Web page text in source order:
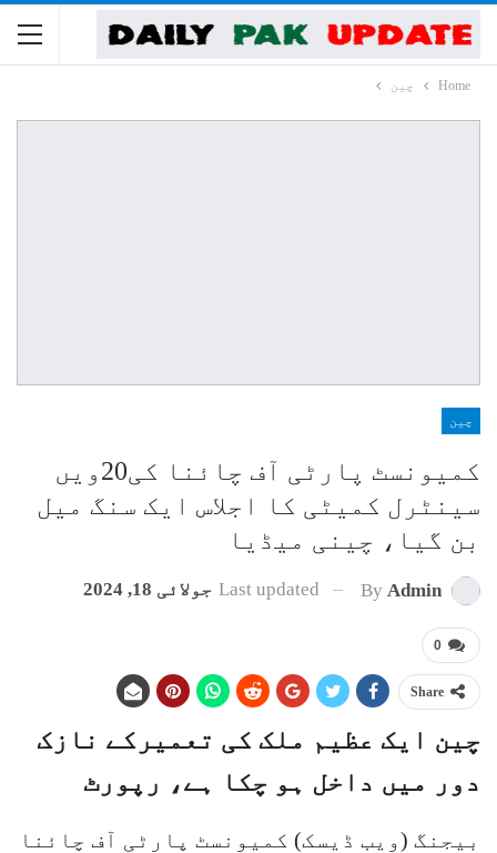
Home چین
چین
کمیونسٹ پارٹی آف چائنا کی20ویں
سینٹرل کمیٹی کا اجلاس ایک سنگ میل
بن گیا، چینی میڈیا
By Admin
Last updated جولائی 18, 2024
0
Share
چین ایک عظیم ملک کی تعمیرکے نازک
دور میں داخل ہو چکا ہے، رپورٹ
بیجنگ (ویب ڈیسک) کمیونسٹ پارٹی آف چائنا